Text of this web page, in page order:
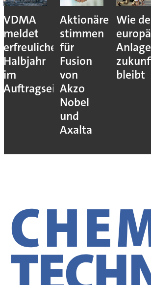
VDMA
meldet
erfreuliches
Halbjahr
im
Auftragseingang
Aktionäre
stimmen
für
Fusion
von
Akzo
Nobel
und
Axalta
Wie
bleibt